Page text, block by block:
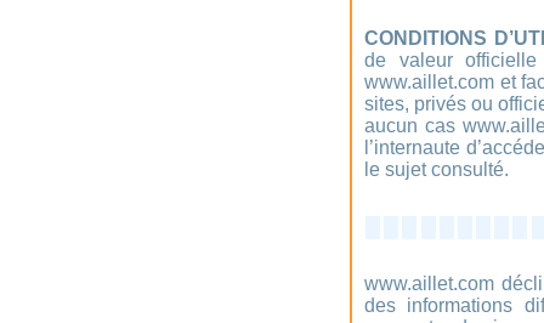
CONDITIONS
de valeur
www.aillet.com et
sites, privés ou
aucun cas
l’internaute
le sujet consulté.
www.aillet.com
des informations